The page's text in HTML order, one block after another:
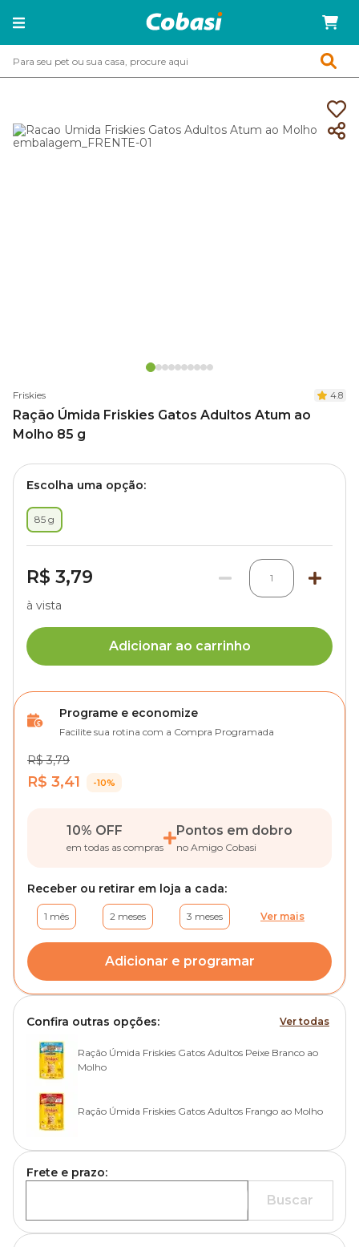
Friskies 4.8
Ração Úmida Friskies Gatos Adultos Atum ao
Molho 85 g
Escolha uma opção:
85 g
R$ 3,79 1
à vista
Adicionar ao carrinho
Programe e economize
Facilite sua rotina com a Compra Programada
R$ 3,79
R$ 3,41 -10%
10% OFF
em todas as compras
Pontos em dobro
no Amigo Cobasi
Receber ou retirar em loja a cada:
1 mês 2 meses 3 meses Ver mais
Adicionar e programar
Confira outras opções: Ver todas
Ração Úmida Friskies Gatos Adultos Peixe Branco ao
Molho
Ração Úmida Friskies Gatos Adultos Frango ao Molho
Frete e prazo:
Buscar